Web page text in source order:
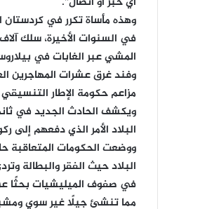
وهذه مأساة تكرر في كردستان
في السنوات الأخيرة، سلك
المشي عبر الغابات في
وفند غرق عشرات المهاجرين
مزاعم حكومة الإطار
ويكشف الحادث الجديد في
البلاد الأمر الذي دفعهم إلى
ووضعت الحكومات المتعاقبة
البلاد حيث الفقر والبطالة
في صفوف الميليشيات بحثًا
مما تنشئ جيلًا غير سوي